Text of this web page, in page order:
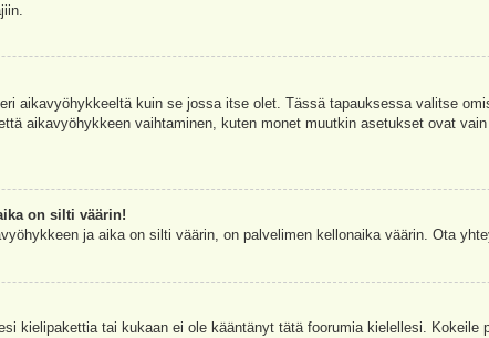
aikavyöhykkeeltä kuin se jossa itse olet. Tässä tapauksessa valitse
aikavyöhykkeen vaihtaminen, kuten monet muutkin asetukset ovat
on silti väärin!
ja aika on silti väärin, on palvelimen kellonaika väärin. Ota
kielipakettia tai kukaan ei ole kääntänyt tätä foorumia kielellesi.